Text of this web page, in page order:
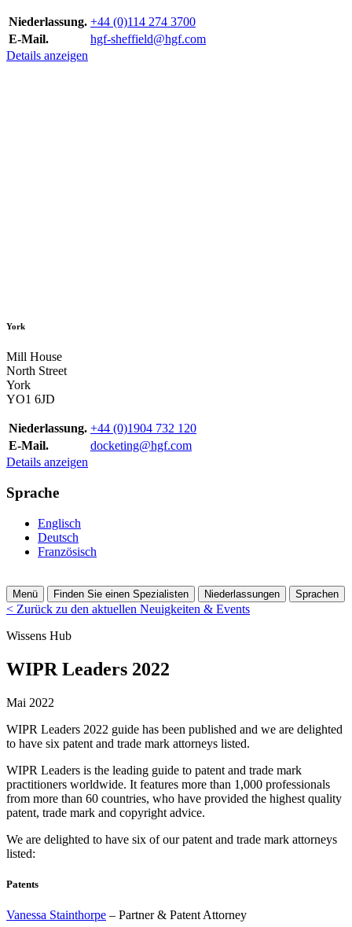
Niederlassung. +44 (0)114 274 3700
E-Mail.
hgf-sheffield@hgf.com
Details anzeigen
York
Mill House
North Street
York
YO1 6JD
Niederlassung. +44 (0)1904 732 120
E-Mail.
docketing@hgf.com
Details anzeigen
Sprache
Englisch
Deutsch
Französisch
Menü Finden Sie einen Spezialisten Niederlassungen Sprachen
< Zurück zu den aktuellen Neuigkeiten & Events
Wissens Hub
WIPR Leaders 2022
Mai 2022
WIPR Leaders 2022 guide has been published and we are delighted
to have six patent and trade mark attorneys listed.
WIPR Leaders is the leading guide to patent and trade mark
practitioners worldwide. It features more than 1,000 professionals
from more than 60 countries, who have provided the highest quality
patent, trade mark and copyright advice.
We are delighted to have six of our patent and trade mark attorneys
listed:
Patents
Vanessa Stainthorpe – Partner & Patent Attorney